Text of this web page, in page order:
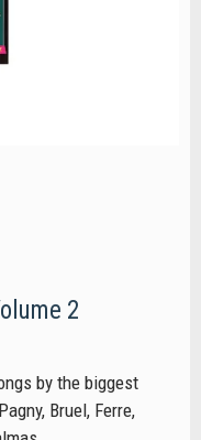
2
by the biggest
Bruel, Ferre,